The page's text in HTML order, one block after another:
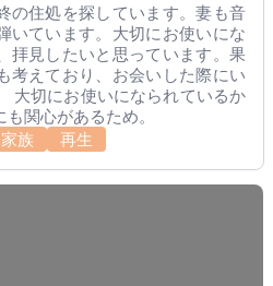
の住処を探しています。妻も音
いています。大切にお使いにな
拝見したいと思っています。果
考えており、お会いした際にい
大切にお使いになられているか
関心があるため。
家族 再生